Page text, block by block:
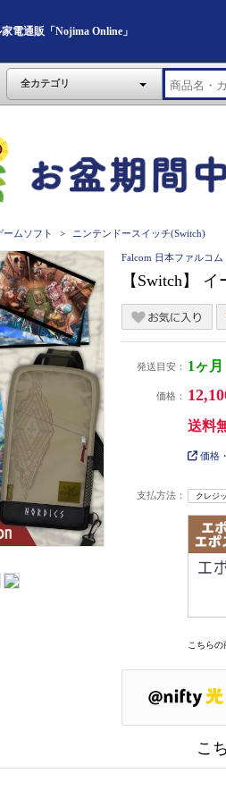
電通販「Nojima Online」
全カテゴリ
ームソフト ニンテンドースイッチ(Switch)
Falcom 日本ファルコム
【Switch】
発送目安： 1ヶ月
価格：
送料
価格
支払方法： クレジ
こちら
こ